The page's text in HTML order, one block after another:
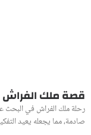
قصة ملك الفراش
رحلة ملك الفراش في
صادمة، مما يجعله يعيد